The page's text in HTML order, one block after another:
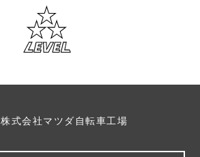
株式会社マツダ自転車工場